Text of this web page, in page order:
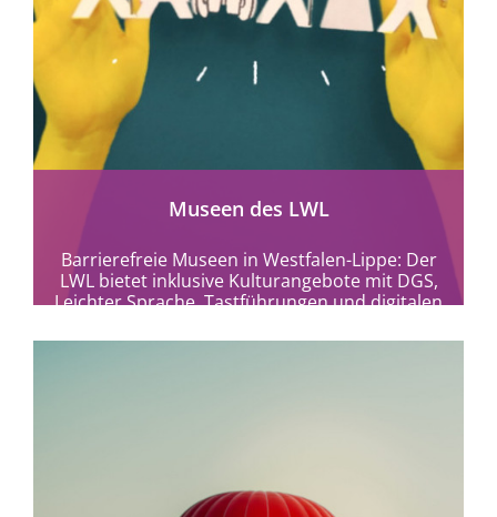
Museen des LWL
Barrierefreie Museen in Westfalen-Lippe: Der
LWL bietet inklusive Kulturangebote mit DGS,
Leichter Sprache, Tastführungen und digitalen